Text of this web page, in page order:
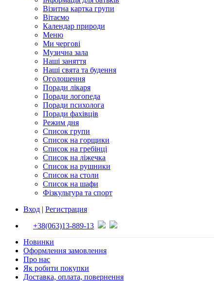
Візитна картка групи
Вітаємо
Календар природи
Меню
Ми чергові
Музична зала
Наші заняття
Наші свята та будення
Оголошення
Поради лікаря
Поради логопеда
Поради психолога
Поради фахівців
Режим дня
Список групи
Список на горщики
Список на гребінці
Список на ліжечка
Список на рушники
Список на столи
Список на шафи
Фізкультура та спорт
Вход | Регистрация
+38(063)13-889-13
Новинки
Оформлення замовлення
Про нас
Як робити покупки
Доставка, оплата, повернення